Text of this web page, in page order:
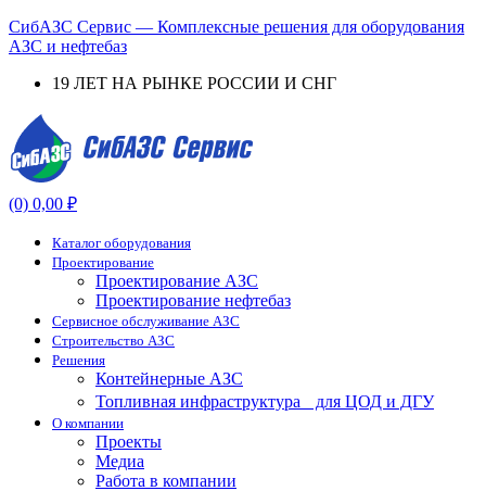
СибАЗС Сервис — Комплексные решения для оборудования
АЗС и нефтебаз
19 ЛЕТ НА РЫНКЕ РОССИИ И СНГ
Menu
(0) 0,00 ₽
Каталог оборудования
Проектирование
Проектирование АЗС
Проектирование нефтебаз
Cервисное обслуживание АЗС
Строительство АЗС
Решения
Контейнерные АЗС
Топливная инфраструктура для ЦОД и ДГУ
О компании
Проекты
Медиа
Работа в компании